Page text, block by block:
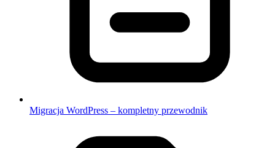
Migracja WordPress – kompletny przewodnik